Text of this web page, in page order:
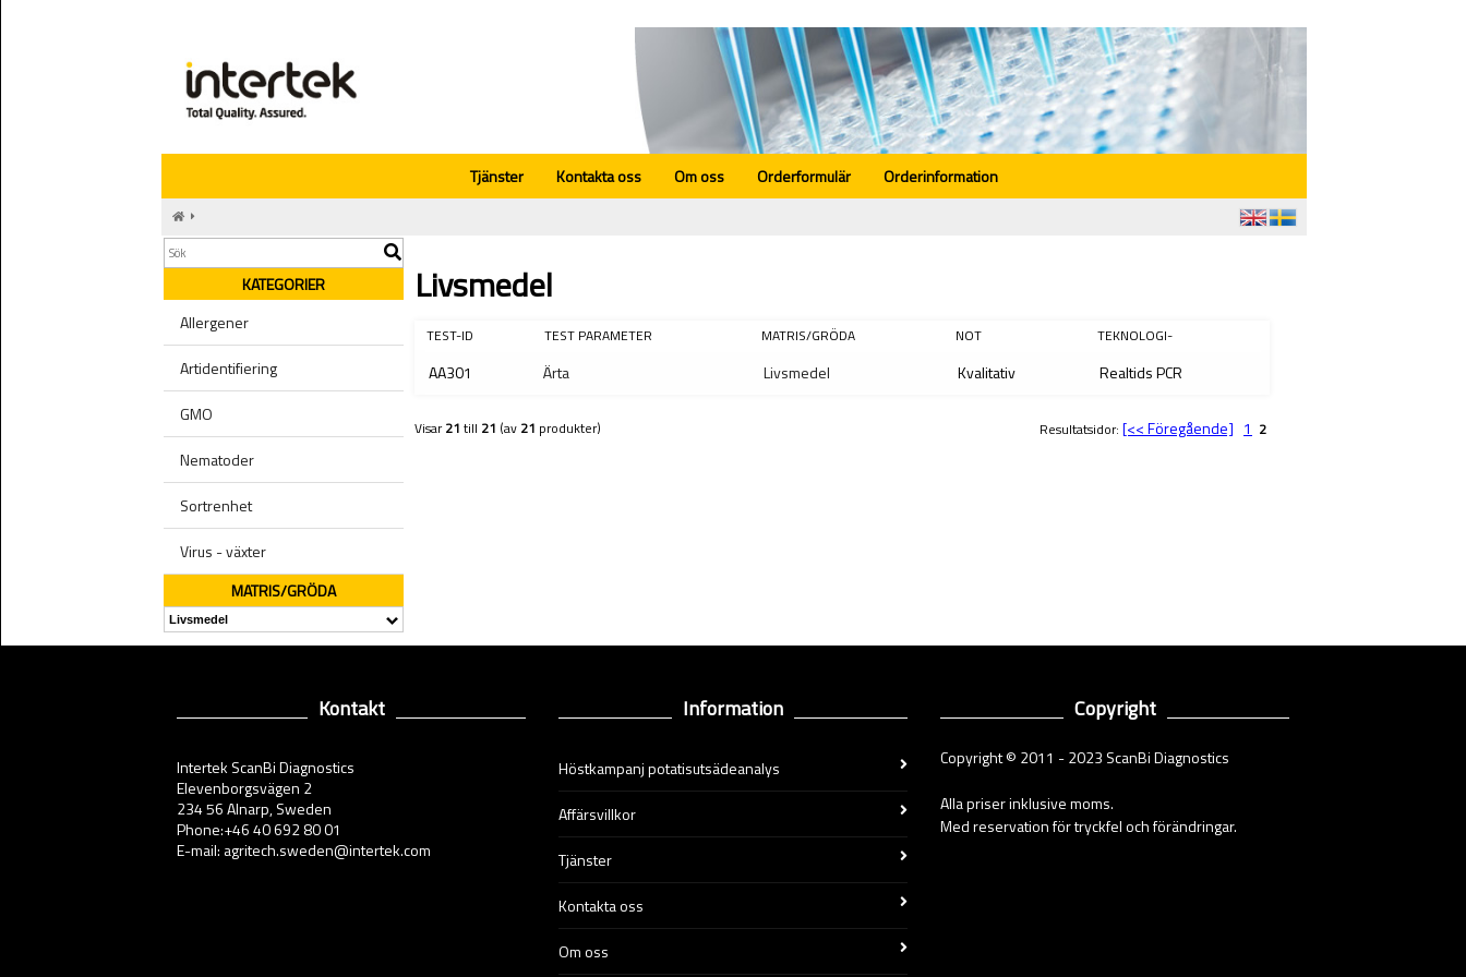
Tjänster Kontakta oss Om oss Orderformulär Orderinformation
KATEGORIER
Allergener
Artidentifiering
GMO
Nematoder
Sortrenhet
Virus - växter
MATRIS/GRÖDA
Livsmedel
TEST-ID TEST PARAMETER MATRIS/GRÖDA NOT TEKNOLOGI-
AA301 Ärta Livsmedel Kvalitativ Realtids PCR
Visar21 till 21 (av 21 produkter) Resultatsidor: [<< Föregående] 1 2
Kontakt
Intertek ScanBi Diagnostics
Elevenborgsvägen 2
234 56 Alnarp, Sweden
Phone:+46 40 692 80 01
E-mail: agritech.sweden@intertek.com
Information
Höstkampanj potatisutsädeanalys
Affärsvillkor
Tjänster
Kontakta oss
Om oss
Copyright
Copyright © 2011 - 2023 ScanBi Diagnostics
Alla priser inklusive moms.
Med reservation för tryckfel och förändringar.